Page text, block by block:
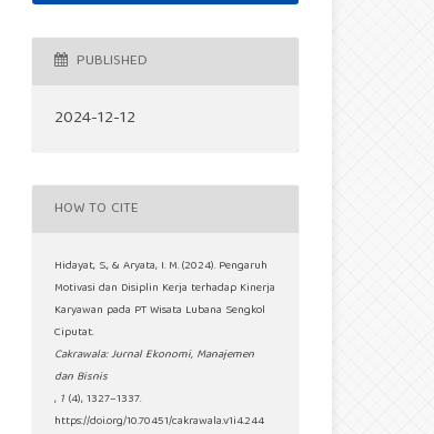
PUBLISHED
2024-12-12
HOW TO CITE
Hidayat, S., & Aryata, I. M. (2024). Pengaruh
Motivasi dan Disiplin Kerja terhadap Kinerja
Karyawan pada PT Wisata Lubana Sengkol
Ciputat.
Cakrawala: Jurnal Ekonomi, Manajemen
dan Bisnis
, 1 (4), 1327–1337.
https://doi.org/10.70451/cakrawala.v1i4.244